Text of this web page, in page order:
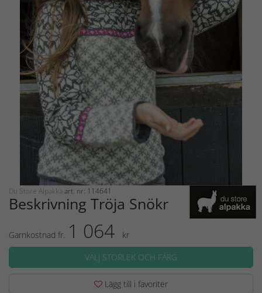
Du Store Alpakka art. nr: 114641
Beskrivning Tröja Snökristall
Garnkostnad fr. 1 064
kr
VÄLJ STORLEK OCH FÄRG
Lägg till i favoriter